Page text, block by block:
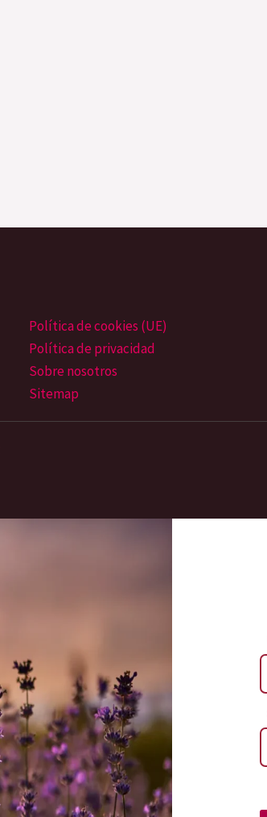
Política de cookies (UE)
Política de privacidad
Sobre nosotros
Sitemap